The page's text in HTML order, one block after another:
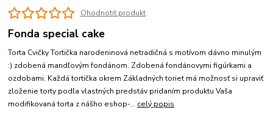
Ohodnotiť produkt
Fonda special cake
Torta Cvičky Tortička narodeninová netradičná s motívom dávno minulým
:) zdobená mandľovým fondánom. Zdobená fondánovymi figúrkami a
ozdobami. Každá tortička okrem Základných toriet má možnosť si upraviť
zloženie torty podľa vlastných predstáv pridaním produktu Vaša
modifikovaná torta z nášho eshop-... celý popis